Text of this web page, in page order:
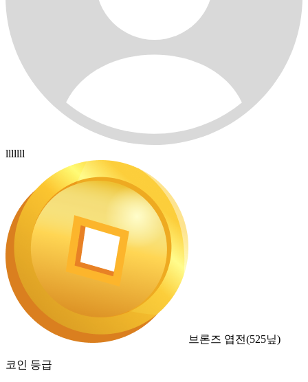
lllllll
브론즈 엽전(525닢)
코인 등급